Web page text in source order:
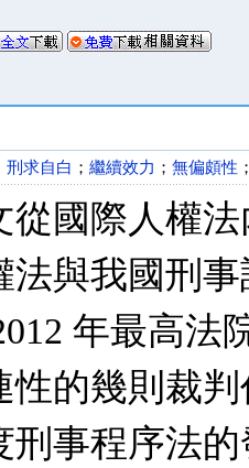
刑求自白 ； 繼續效力 ； 無偏頗性
從國際人權
法與我國刑
年最高法
性的幾則裁
刑事程序法